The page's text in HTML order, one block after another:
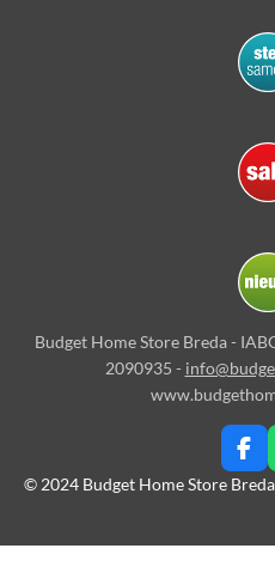
Budget Home Store Breda -
2090935 -
F
a
b
© 2024 Budget Home Store Breda